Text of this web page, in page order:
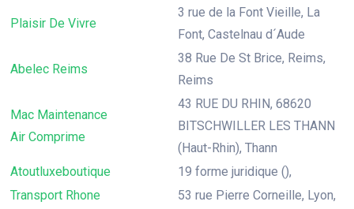
Plaisir De Vivre
3 rue de la Font Vieille, La
Font, Castelnau d´Aude
Abelec Reims
38 Rue De St Brice, Reims,
Reims
Mac Maintenance
Air Comprime
43 RUE DU RHIN, 68620
BITSCHWILLER LES THANN
(Haut-Rhin), Thann
Atoutluxeboutique
19 forme juridique (),
Transport Rhone
53 rue Pierre Corneille, Lyon,